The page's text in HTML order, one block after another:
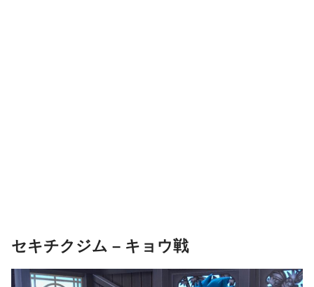
セキチクジム – キョウ戦